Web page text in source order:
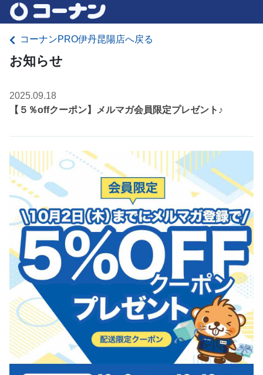
コーナンPRO伊丹昆陽店へ戻る
お知らせ
2025.09.18
【５％offクーポン】メルマガ会員限定プレゼント♪